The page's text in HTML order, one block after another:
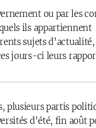
ou par les
ils appartiennent
sujets
jours-ci leurs
plusieurs partis
d’été, fin août